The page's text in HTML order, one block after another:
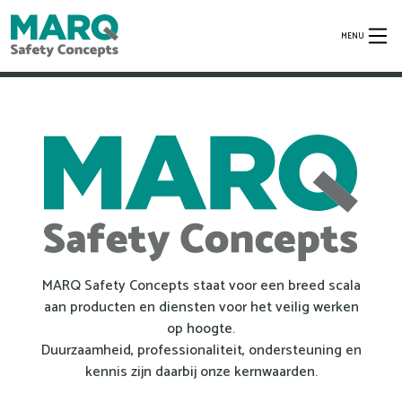
MENU
MARQ Safety Concepts staat voor een breed scala
aan producten en diensten voor het veilig werken
op hoogte.
Duurzaamheid, professionaliteit, ondersteuning en
kennis zijn daarbij onze kernwaarden.